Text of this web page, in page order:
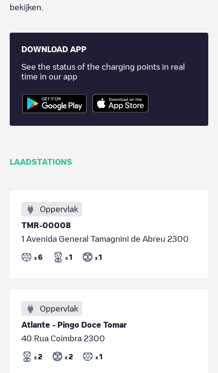
bekijken.
DOWNLOAD APP
See the status of the charging points in real
time in our app
LAADSTATIONS
Oppervlak
TMR-00008
1 Avenida General Tamagnini de Abreu 2300
x 6 x 1 x 1
Oppervlak
Atlante - Pingo Doce Tomar
40 Rua Coimbra 2300
x 2 x 2 x 1